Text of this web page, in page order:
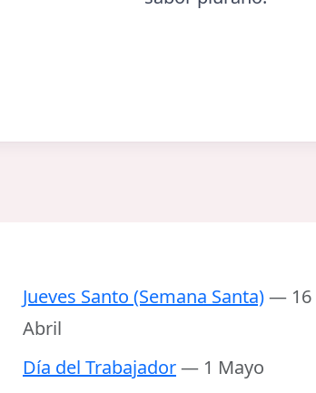
Jueves Santo (Semana Santa)— 16
Abril
Día del Trabajador— 1 Mayo